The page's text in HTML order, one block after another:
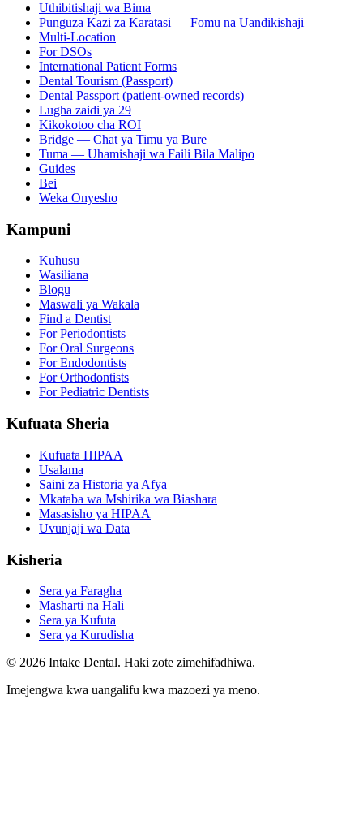
Uthibitishaji wa Bima
Punguza Kazi za Karatasi — Fomu na Uandikishaji
Multi-Location
For DSOs
International Patient Forms
Dental Tourism (Passport)
Dental Passport (patient-owned records)
Lugha zaidi ya 29
Kikokotoo cha ROI
Bridge — Chat ya Timu ya Bure
Tuma — Uhamishaji wa Faili Bila Malipo
Guides
Bei
Weka Onyesho
Kampuni
Kuhusu
Wasiliana
Blogu
Maswali ya Wakala
Find a Dentist
For Periodontists
For Oral Surgeons
For Endodontists
For Orthodontists
For Pediatric Dentists
Kufuata Sheria
Kufuata HIPAA
Usalama
Saini za Historia ya Afya
Mkataba wa Mshirika wa Biashara
Masasisho ya HIPAA
Uvunjaji wa Data
Kisheria
Sera ya Faragha
Masharti na Hali
Sera ya Kufuta
Sera ya Kurudisha
© 2026 Intake Dental. Haki zote zimehifadhiwa.
Imejengwa kwa uangalifu kwa mazoezi ya meno.